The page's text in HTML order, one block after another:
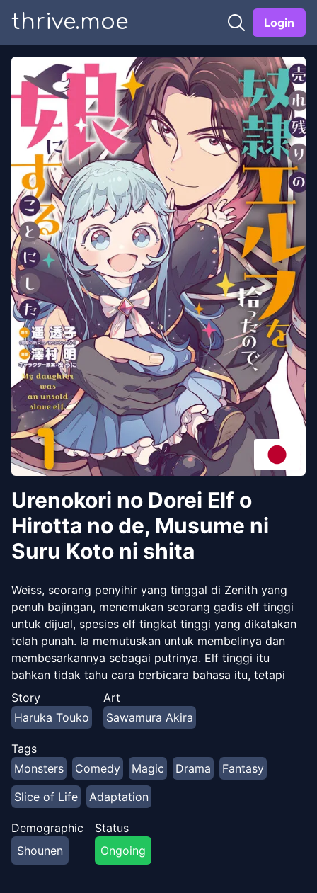
thrive.moe Login
Urenokori no Dorei Elf o
Hirotta no de, Musume ni
Suru Koto ni shita
Weiss, seorang penyihir yang tinggal di Zenith yang
penuh bajingan, menemukan seorang gadis elf tinggi
untuk dijual, spesies elf tingkat tinggi yang dikatakan
telah punah. Ia memutuskan untuk membelinya dan
membesarkannya sebagai putrinya. Elf tinggi itu
bahkan tidak tahu cara berbicara bahasa itu, tetapi
kerja keras Weiss dalam membesarkannya tampaknya
membuahkan hasil...? Fantasi hangat dan lembut yang
menampilkan ayah pemula Weiss dan putri elf kecilnya
yang lucu!
Story
Haruka Touko
Art
Sawamura Akira
Tags
Monsters
Comedy Magic Drama
Fantasy
Slice of Life
Adaptation
Demographic
Shounen
Status
Ongoing